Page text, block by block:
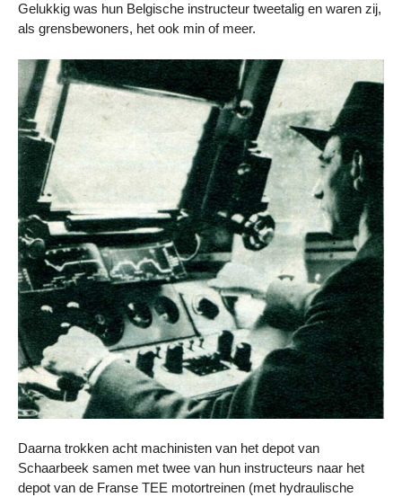
Gelukkig was hun Belgische instructeur tweetalig en waren zij,
als grensbewoners, het ook min of meer.
Daarna trokken acht machinisten van het depot van
Schaarbeek samen met twee van hun instructeurs naar het
depot van de Franse TEE motortreinen (met hydraulische